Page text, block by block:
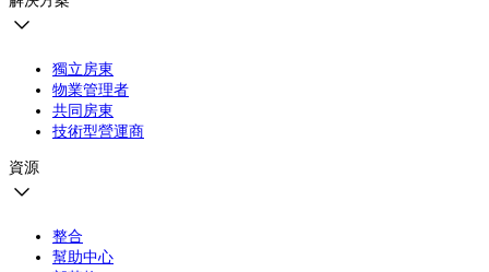
獨立房東
物業管理者
共同房東
技術型營運商
資源
整合
幫助中心